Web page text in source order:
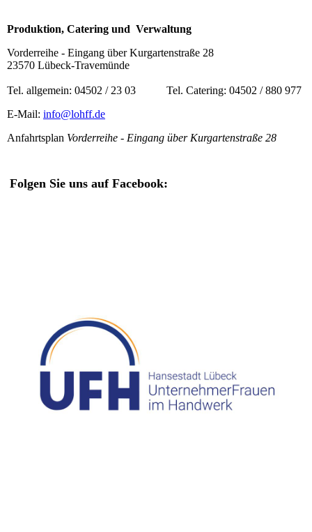
Produktion, Catering und Verwaltung
Vorderreihe - Eingang über Kurgartenstraße 28
23570 Lübeck-Travemünde
Tel. allgemein: 04502 / 23 03 Tel. Catering: 04502 / 880 977
E-Mail: info@lohff.de
Anfahrtsplan Vorderreihe - Eingang über Kurgartenstraße 28
Folgen Sie uns auf Facebook: